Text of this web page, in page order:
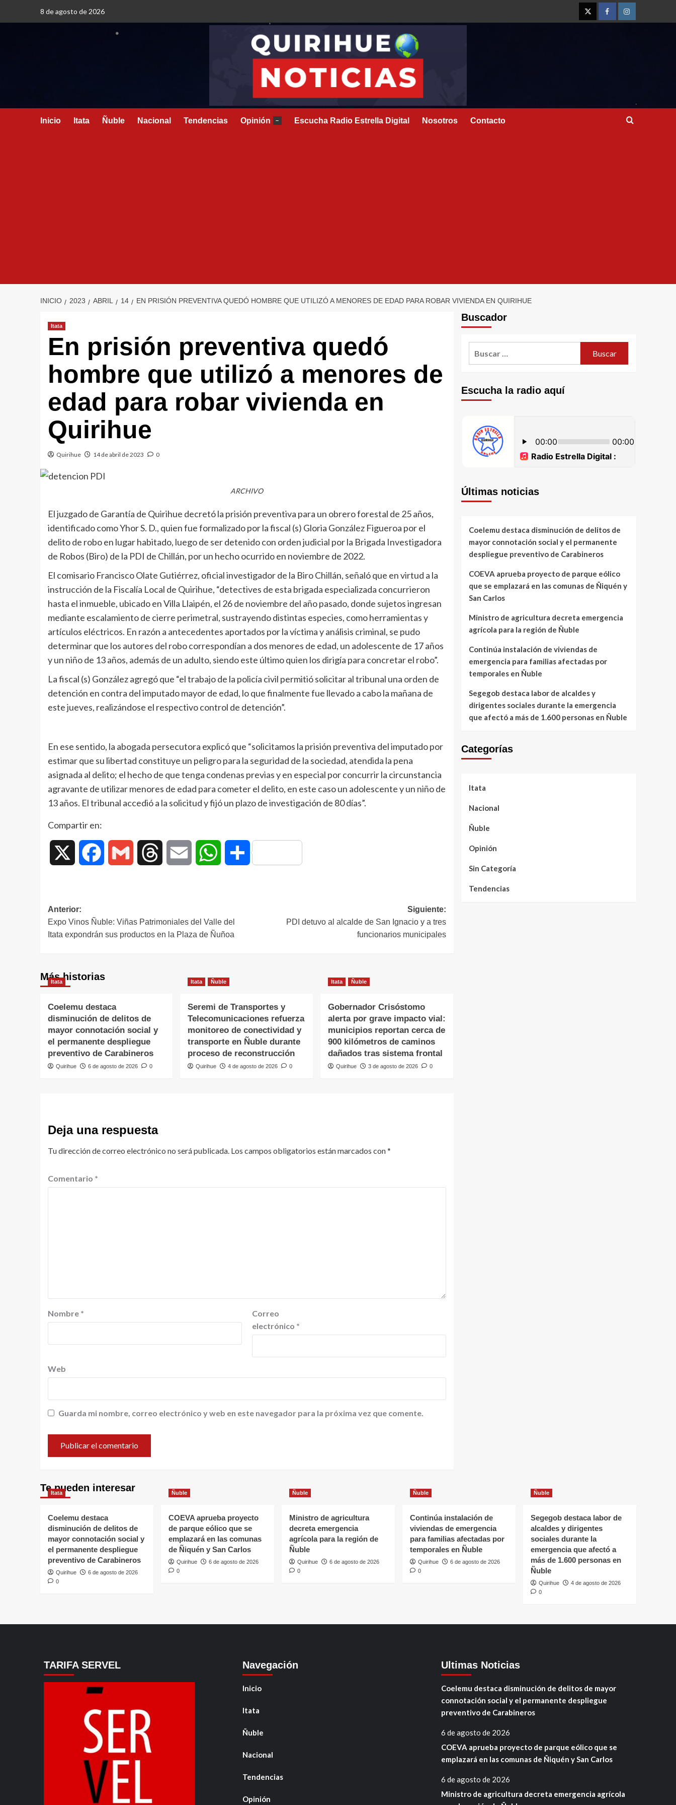
8 de agosto de 2026
Inicio Itata Ñuble Nacional Tendencias Opinión – Escucha Radio Estrella Digital Nosotros Contacto
INICIO 2023 ABRIL 14 EN PRISIÓN PREVENTIVA QUEDÓ HOMBRE QUE UTILIZÓ A MENORES DE EDAD PARA ROBAR VIVIENDA EN QUIRIHUE
Itata
En prisión preventiva quedó
hombre que utilizó a menores de
edad para robar vivienda en
Quirihue
Quirihue 14 de abril de 2023 0
ARCHIVO
El juzgado de Garantía de Quirihue decretó la prisión preventiva para un obrero forestal de 25 años,
identificado como Yhor S. D., quien fue formalizado por la fiscal (s) Gloria González Figueroa por el
delito de robo en lugar habitado, luego de ser detenido con orden judicial por la Brigada Investigadora
de Robos (Biro) de la PDI de Chillán, por un hecho ocurrido en noviembre de 2022.
El comisario Francisco Olate Gutiérrez, oficial investigador de la Biro Chillán, señaló que en virtud a la
instrucción de la Fiscalía Local de Quirihue, “detectives de esta brigada especializada concurrieron
hasta el inmueble, ubicado en Villa Llaipén, el 26 de noviembre del año pasado, donde sujetos ingresan
mediante escalamiento de cierre perimetral, sustrayendo distintas especies, como herramientas y
artículos eléctricos. En razón a antecedentes aportados por la víctima y análisis criminal, se pudo
determinar que los autores del robo correspondían a dos menores de edad, un adolescente de 17 años
y un niño de 13 años, además de un adulto, siendo este último quien los dirigía para concretar el robo”.
La fiscal (s) González agregó que “el trabajo de la policía civil permitió solicitar al tribunal una orden de
detención en contra del imputado mayor de edad, lo que finalmente fue llevado a cabo la mañana de
este jueves, realizándose el respectivo control de detención”.
En ese sentido, la abogada persecutora explicó que “solicitamos la prisión preventiva del imputado por
estimar que su libertad constituye un peligro para la seguridad de la sociedad, atendida la pena
asignada al delito; el hecho de que tenga condenas previas y en especial por concurrir la circunstancia
agravante de utilizar menores de edad para cometer el delito, en este caso un adolescente y un niño de
13 años. El tribunal accedió a la solicitud y fijó un plazo de investigación de 80 días”.
Compartir en:
Facebook Gmail Threads Email WhatsAppCompartir
Anterior:
Expo Vinos Ñuble: Viñas Patrimoniales del Valle del
Itata expondrán sus productos en la Plaza de Ñuñoa
Siguiente:
PDI detuvo al alcalde de San Ignacio y a tres
funcionarios municipales
Más historias
Itata
Coelemu destaca
disminución de delitos de
mayor connotación social y
el permanente despliegue
preventivo de Carabineros
Quirihue 6 de agosto de 2026 0
Itata Ñuble
Seremi de Transportes y
Telecomunicaciones refuerza
monitoreo de conectividad y
transporte en Ñuble durante
proceso de reconstrucción
Quirihue 4 de agosto de 2026 0
Itata Ñuble
Gobernador Crisóstomo
alerta por grave impacto vial:
municipios reportan cerca de
900 kilómetros de caminos
dañados tras sistema frontal
Quirihue 3 de agosto de 2026 0
Deja una respuesta
Tu dirección de correo electrónico no será publicada. Los campos obligatorios están marcados con*
Comentario *
Nombre *
Correo
electrónico *
Web
Guarda mi nombre, correo electrónico y web en este navegador para la próxima vez que comente.
Buscador
Escucha la radio aquí
Últimas noticias
Coelemu destaca disminución de delitos de
mayor connotación social y el permanente
despliegue preventivo de Carabineros
COEVA aprueba proyecto de parque eólico
que se emplazará en las comunas de Ñiquén y
San Carlos
Ministro de agricultura decreta emergencia
agrícola para la región de Ñuble
Continúa instalación de viviendas de
emergencia para familias afectadas por
temporales en Ñuble
Segegob destaca labor de alcaldes y
dirigentes sociales durante la emergencia
que afectó a más de 1.600 personas en Ñuble
Categorías
Itata
Nacional
Ñuble
Opinión
Sin Categoría
Tendencias
Te pueden interesar
Itata
Coelemu destaca
disminución de delitos de
mayor connotación social y
el permanente despliegue
preventivo de Carabineros
Quirihue
6 de agosto de 2026
0
Ñuble
COEVA aprueba proyecto
de parque eólico que se
emplazará en las comunas
de Ñiquén y San Carlos
Quirihue
6 de agosto de 2026
0
Ñuble
Ministro de agricultura
decreta emergencia
agrícola para la región de
Ñuble
Quirihue
6 de agosto de 2026
0
Ñuble
Continúa instalación de
viviendas de emergencia
para familias afectadas por
temporales en Ñuble
Quirihue
6 de agosto de 2026
0
Ñuble
Segegob destaca labor de
alcaldes y dirigentes
sociales durante la
emergencia que afectó a
más de 1.600 personas en
Ñuble
Quirihue
4 de agosto de 2026
0
TARIFA SERVEL Navegación
Inicio
Itata
Ñuble
Nacional
Tendencias
Opinión
Ultimas Noticias
Coelemu destaca disminución de delitos de mayor
connotación social y el permanente despliegue
preventivo de Carabineros
6 de agosto de 2026
COEVA aprueba proyecto de parque eólico que se
emplazará en las comunas de Ñiquén y San Carlos
6 de agosto de 2026
Ministro de agricultura decreta emergencia agrícola